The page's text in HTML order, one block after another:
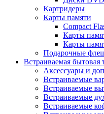
Картридеры
Карты памяти
Compact
Карты
Карты
Подарочные
Встраиваемая бытовая
Аксессуары и
Встраиваемые
Встраиваемые
Встраиваемые
Встраиваемые